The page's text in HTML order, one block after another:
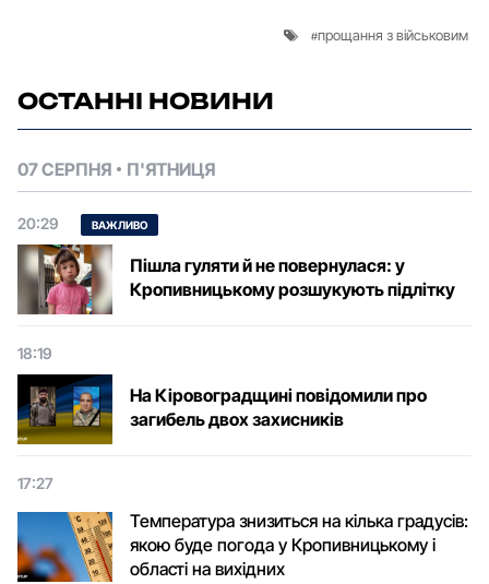
прощання з військовим
ОСТАННІ НОВИНИ
07 СЕРПНЯ П'ЯТНИЦЯ
20:29 ВАЖЛИВО
Пішла гуляти й не повернулася: у
Кропивницькому розшукують підлітку
18:19
На Кіровоградщині повідомили про
загибель двох захисників
17:27
Температура знизиться на кілька градусів:
якою буде погода у Кропивницькому і
області на вихідних